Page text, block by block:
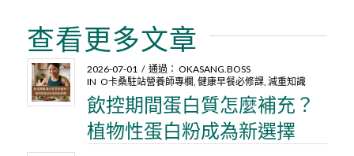
查看更多文章
2026-07-01 / 通過： OKASANG.BOSS
IN O卡桑駐站營養師專欄, 健康早餐必修課, 減重知識
飲控期間蛋白質怎麼補充？
植物性蛋白粉成為新選擇